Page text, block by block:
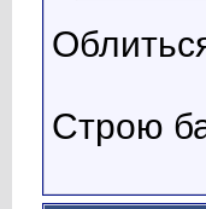
Строю